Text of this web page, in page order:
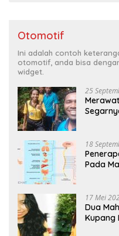
Otomotif
Ini adalah contoh
otomotif, anda bisa
widget.
25
18
Pada
17 Mei
Dua
Kupang